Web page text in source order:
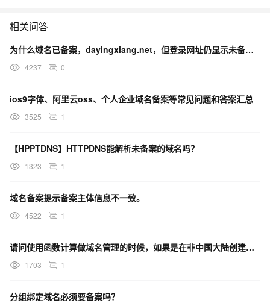
相关问答
为什么域名已备案，dayingxiang.net，但登录网址仍显示未备案？
4237 0
ios9字体、阿里云oss、个人企业域名备案等常见问题和答案汇总
3525 1
【HPPTDNS】HTTPDNS能解析未备案的域名吗？
1323 1
域名备案提示备案主体信息不一致。
4522 1
请问使用函数计算做域名管理的时候，如果是在非中国大陆创建的，也需要备案吗
1703 1
分组绑定域名必须要备案吗？